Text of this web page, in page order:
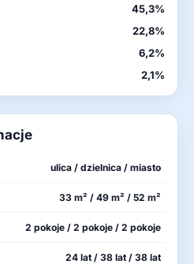
45,3%
22,8%
6,2%
2,1%
ulica / dzielnica / miasto
33 m² / 49 m² / 52 m²
2 pokoje / 2 pokoje / 2 pokoje
24 lat / 38 lat / 38 lat